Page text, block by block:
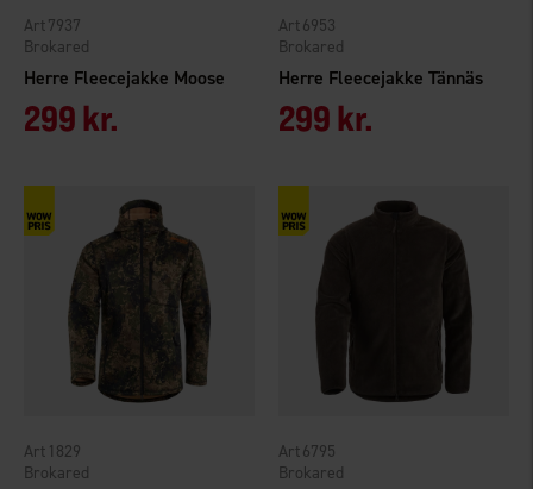
Herre Fleecejakke Moose
Brokared
7937
299 kr.
Herre Fleecejakke Tännäs
Brokared
6953
299 kr.
Brokared
1829
Brokared
6795